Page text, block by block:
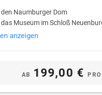
Naumburger Dom
Museum im Schloß
anzeigen
AB 199,00 €